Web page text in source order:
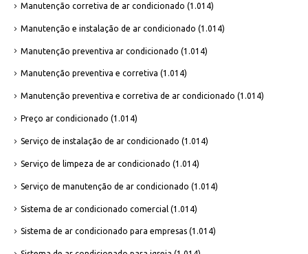
Manutenção corretiva de ar condicionado (1.014)
Manutenção e instalação de ar condicionado (1.014)
Manutenção preventiva ar condicionado (1.014)
Manutenção preventiva e corretiva (1.014)
Manutenção preventiva e corretiva de ar condicionado (1.014)
Preço ar condicionado (1.014)
Serviço de instalação de ar condicionado (1.014)
Serviço de limpeza de ar condicionado (1.014)
Serviço de manutenção de ar condicionado (1.014)
Sistema de ar condicionado comercial (1.014)
Sistema de ar condicionado para empresas (1.014)